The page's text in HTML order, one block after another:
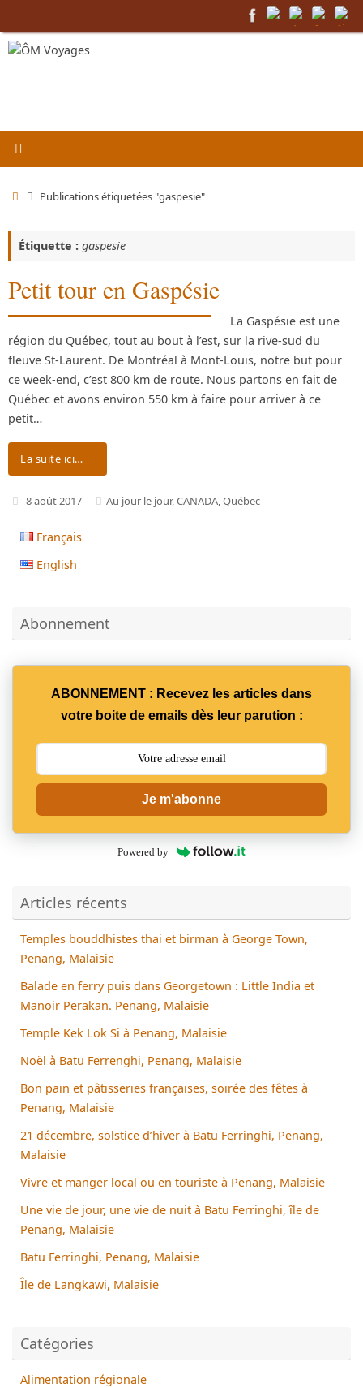
au
contenu
AccueilPublications étiquetées "gaspesie"
Étiquette : gaspesie
Petit tour en Gaspésie
La Gaspésie est une
région du Québec, tout au bout à l’est, sur la rive-sud du
fleuve St-Laurent. De Montréal à Mont-Louis, notre but pour
ce week-end, c’est 800 km de route. Nous partons en fait de
Québec et avons environ 550 km à faire pour arriver à ce
petit…
La suite ici…
8 août 2017 Au jour le jour,CANADA,Québec
Français
English
Abonnement
ABONNEMENT : Recevez les articles dans
votre boite de emails dès leur parution :
Je m'abonne
Powered by
Articles récents
Temples bouddhistes thai et birman à George Town,
Penang, Malaisie
Balade en ferry puis dans Georgetown : Little India et
Manoir Perakan. Penang, Malaisie
Temple Kek Lok Si à Penang, Malaisie
Noël à Batu Ferrenghi, Penang, Malaisie
Bon pain et pâtisseries françaises, soirée des fêtes à
Penang, Malaisie
21 décembre, solstice d’hiver à Batu Ferringhi, Penang,
Malaisie
Vivre et manger local ou en touriste à Penang, Malaisie
Une vie de jour, une vie de nuit à Batu Ferringhi, île de
Penang, Malaisie
Batu Ferringhi, Penang, Malaisie
Île de Langkawi, Malaisie
Catégories
Alimentation régionale